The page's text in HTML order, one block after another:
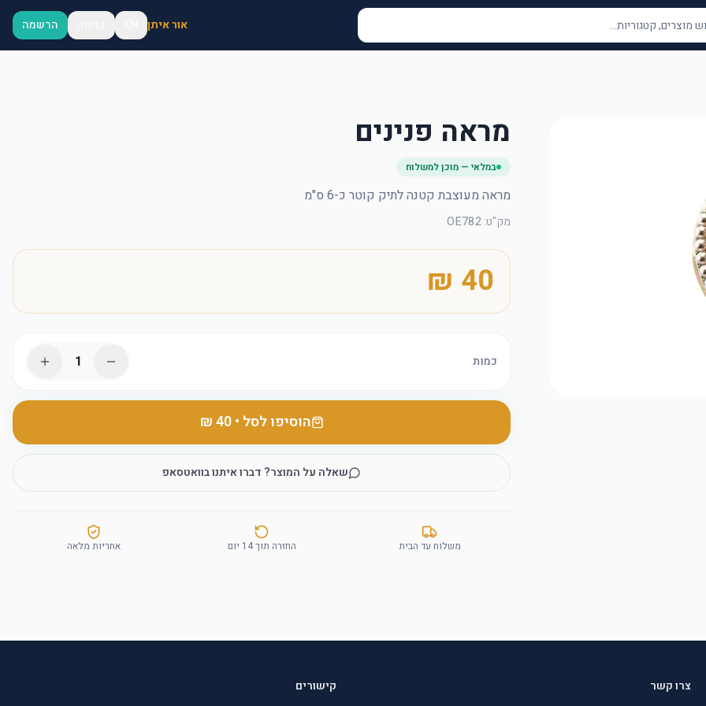
אור איתן הרשמה
מראה פנינים
במלאי — מוכן למשלוח
מראה מעוצבת קטנה לתיק קוטר כ-6 ס"מ
מק"ט:
OE782
כמות 1
הוסיפו לסל •
‏40 ₪
שאלה על המוצר? דברו איתנו בוואטסאפ
משלוח עד הבית החזרה תוך 14 יום אחריות מלאה
צרו קשר קישורים